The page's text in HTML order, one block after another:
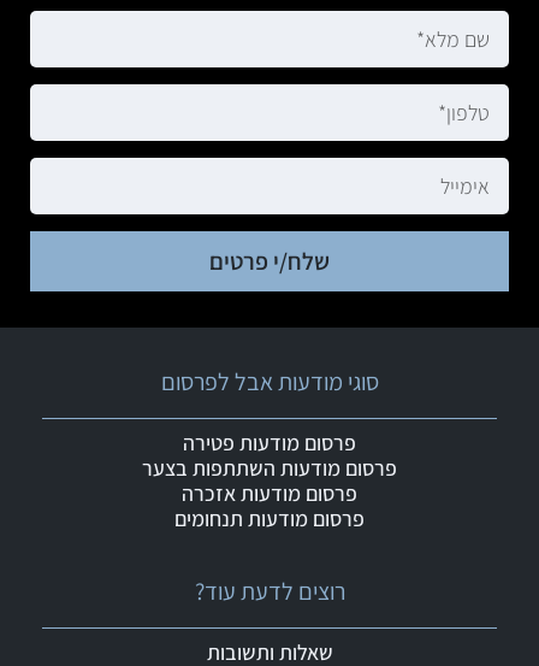
שלח/י פרטים
רוצים לדעת עוד?
שאלות ותשובות
סוגי מודעות אבל לפרסום
פרסום מודעות פטירה
פרסום מודעות השתתפות בצער
פרסום מודעות אזכרה
פרסום מודעות תנחומים